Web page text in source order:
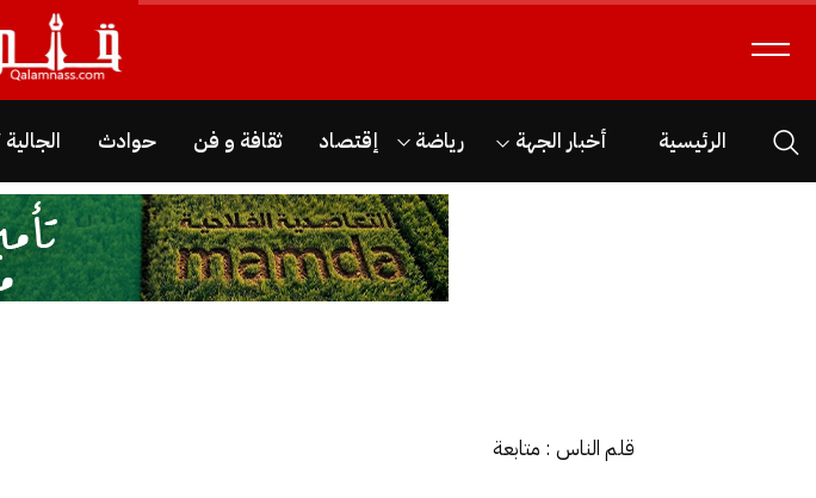
الرئيسية أخبار الجهة رياضة إقتصاد ثقافة و فن حوادث الجالية TV
قلم الناس : متابعة